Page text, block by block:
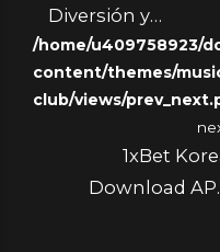
Diversión y
Ganancias al
Alcance de un Clic
/home/u409758923/
content/themes/
club/views/
1xBet
Download